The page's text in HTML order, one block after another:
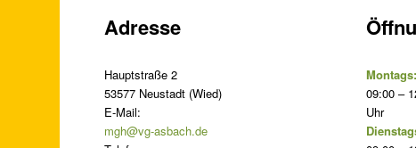
Adresse
Hauptstraße 2
53577 Neustadt (Wied)
E-Mail:
mgh@vg-asbach.de
Montags:
09:00 –
Uhr